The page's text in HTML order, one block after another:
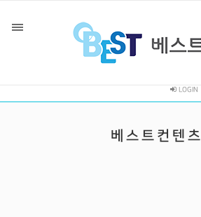
LOGIN
베스트컨텐츠